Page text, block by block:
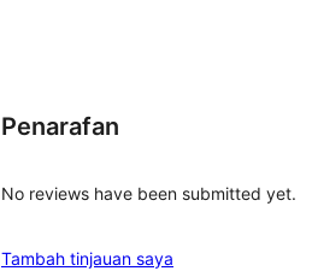
Penarafan
No reviews have been submitted yet.
Tambah tinjauan saya